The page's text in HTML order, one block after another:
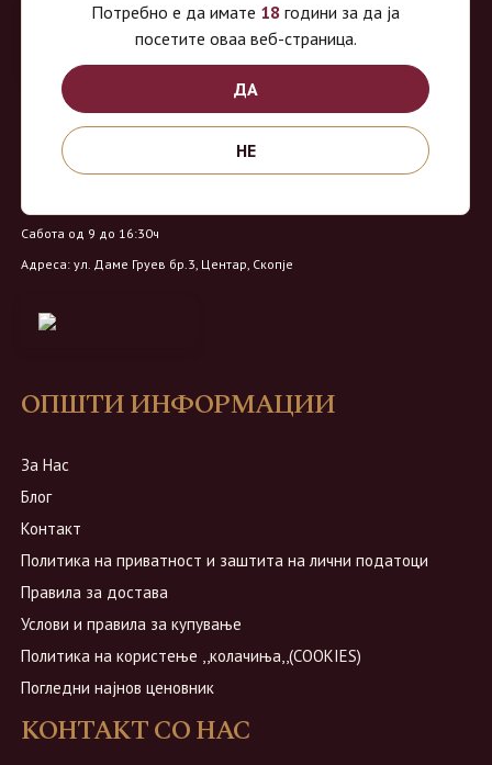
Продавница на Вино Маркет:
Работно време:
Понеделник - Четврток од 9 до 18ч
Сабота од 9 до 16:30ч
Адреса: ул. Даме Груев бр.3, Центар, Скопје
ОПШТИ ИНФОРМАЦИИ
За Нас
Блог
Контакт
Политика на приватност и заштита на лични податоци
Правила за достава
Услови и правила за купување
Политика на користење ,,колачиња,,(COOKIES)
Погледни најнов ценовник
КОНТАКТ СО НАС
Потребно е да имате 18 години за да ја
посетите оваа веб-страница.
ДА
НЕ